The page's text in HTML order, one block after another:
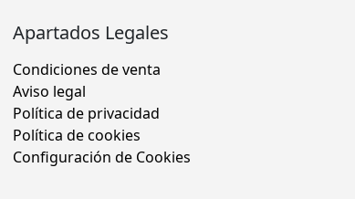
Apartados Legales
Condiciones de venta
Aviso legal
Política de privacidad
Política de cookies
Configuración de Cookies